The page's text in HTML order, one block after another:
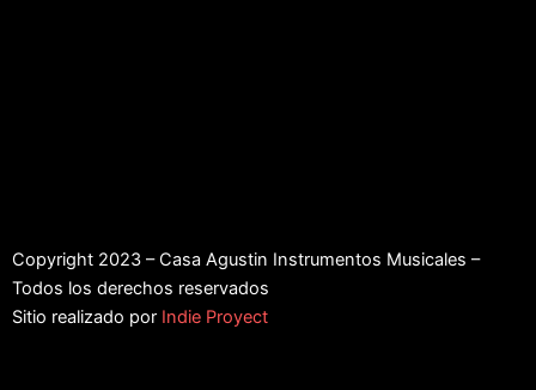
Copyright 2023 – Casa Agustin Instrumentos Musicales –
Todos los derechos reservados
Sitio realizado por Indie Proyect